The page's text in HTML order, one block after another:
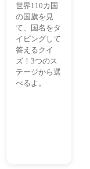
世界110カ国
の国旗を見
て、国名をタ
イピングして
答えるクイ
ズ！3つのス
テージから選
べるよ。